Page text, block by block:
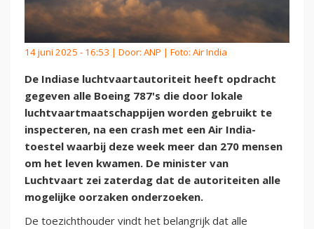
14 juni 2025 - 16:53 | Door: ANP | Foto: Air India
De Indiase luchtvaartautoriteit heeft opdracht
gegeven alle Boeing 787's die door lokale
luchtvaartmaatschappijen worden gebruikt te
inspecteren, na een crash met een Air India-
toestel waarbij deze week meer dan 270 mensen
om het leven kwamen. De minister van
Luchtvaart zei zaterdag dat de autoriteiten alle
mogelijke oorzaken onderzoeken.
De toezichthouder vindt het belangrijk dat alle